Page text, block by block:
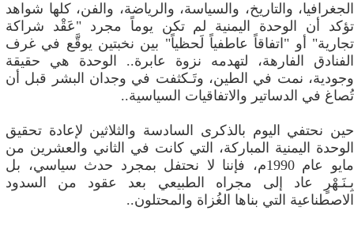
الجغرافيا، والتاريخ، ​والسياسة، والرياضة، والفن، كلها شواهد
تؤكد أن الوحدة اليمنية لم تكن يوماً مجرد "عَقْد شراكة
تجارية" أو "اتفاقاً عاطفياً لَحظياً" بين نخبتين يوقَّع في غرف
الفنادق الفارهة، لتهدمه نزوة عابرة.. الوحدة هي حقيقة
وجودية، نمت في الطين، وتَـكثفت في وجدان البشر قبل أن
تُصاغ في الدساتير والاتفاقيات السياسية..
حين نحتفي اليوم بالذكرى السادسة والثلاثين لإعادة تحقيق
الوحدة اليمنية المباركة، التي كانت في الثاني والعشرين من
مايو عام 1990م، فإننا لا نحتفل بمجرد حدث سياسي، بل
بِـنَـهْرٍ عاد إلى مجراه الطبيعي بعد عقود من السدود
الاصطناعية التي بناها الغُزاة والمحتلون..